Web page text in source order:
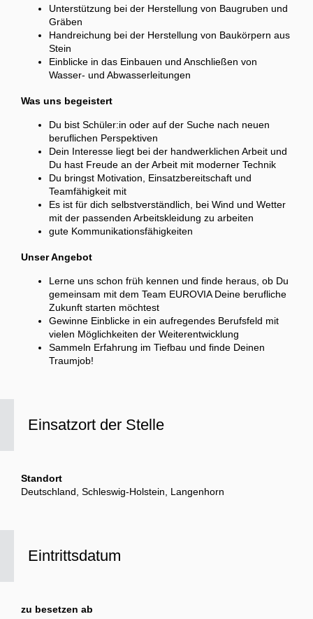
Unterstützung bei der Herstellung von Baugruben und
Gräben
Handreichung bei der Herstellung von Baukörpern aus
Stein
Einblicke in das Einbauen und Anschließen von
Wasser- und Abwasserleitungen
Was uns begeistert
Du bist Schüler:in oder auf der Suche nach neuen
beruflichen Perspektiven
Dein Interesse liegt bei der handwerklichen Arbeit und
Du hast Freude an der Arbeit mit moderner Technik
Du bringst Motivation, Einsatzbereitschaft und
Teamfähigkeit mit
Es ist für dich selbstverständlich, bei Wind und Wetter
mit der passenden Arbeitskleidung zu arbeiten
gute Kommunikationsfähigkeiten
Unser Angebot
Lerne uns schon früh kennen und finde heraus, ob Du
gemeinsam mit dem Team EUROVIA Deine berufliche
Zukunft starten möchtest
Gewinne Einblicke in ein aufregendes Berufsfeld mit
vielen Möglichkeiten der Weiterentwicklung
Sammeln Erfahrung im Tiefbau und finde Deinen
Traumjob!
Einsatzort der Stelle
Standort
Deutschland, Schleswig-Holstein, Langenhorn
Eintrittsdatum
zu besetzen ab